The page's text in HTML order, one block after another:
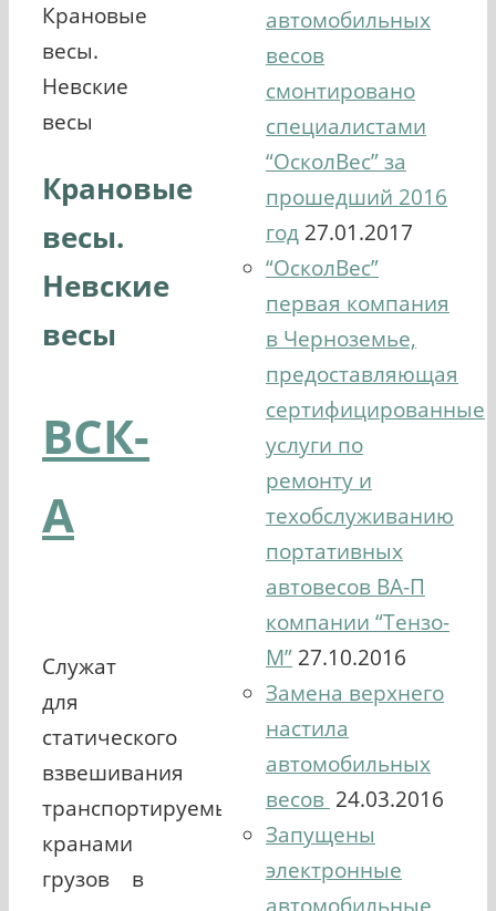
Крановые
весы.
Невские
весы
Крановые
весы.
Невские
весы
ВСК-
А
Служат
для
статического
взвешивания
транспортируемых
кранами
грузов в
автомобильных
весов
смонтировано
специалистами
“ОсколВес” за
прошедший 2016
год 27.01.2017
“ОсколВес”
первая компания
в Черноземье,
предоставляющая
сертифицированные
услуги по
ремонту и
техобслуживанию
портативных
автовесов ВА-П
компании “Тензо-
М” 27.10.2016
Замена верхнего
настила
автомобильных
весов 24.03.2016
Запущены
электронные